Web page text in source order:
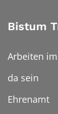
Bistum
Arbeiten
da sein
Ehrenamt